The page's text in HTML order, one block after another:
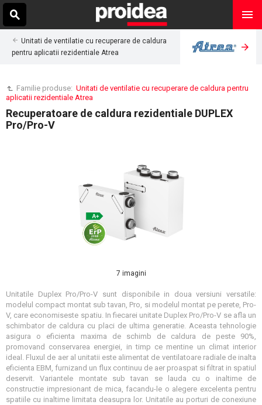
Unitati de ventilatie cu recuperare de caldura
pentru aplicatii rezidentiale Atrea
Familie produse: Unitati de ventilatie cu recuperare de caldura pentru
aplicatii rezidentiale Atrea
Recuperatoare de caldura rezidentiale DUPLEX
Pro/Pro-V
7 imagini
Unitatile Duplex Pro/Pro-V sunt disponibile in doua versiuni versatile:
modelul compact montat sub tavan, Pro, si modelul montat pe perete, Pro-
V, care economiseste spatiu. In fiecarei unitate Duplex Pro/Pro-V se afla un
schimbator de caldura cu placi de ultima generatie. Aceasta tehnologie
asigura o eficienta maxima de schimb de caldura de peste 90%,
promovand conservarea energiei, in timp ce mentine un climat interior
ideal. Fluxul de aer al unitatii este alimentat de ventilatoare radiale de inalta
eficienta EBM, furnizand un flux continuu de aer proaspat si filtrat in spatiul
deservit. Variantele montate sub tavan se lauda cu o inaltime de
constructie impresionant de mica, facandu-le o alegere excelenta pentru
spatiile cu inaltime limitata deasupra lor. Unitatile au porturi de conexiune